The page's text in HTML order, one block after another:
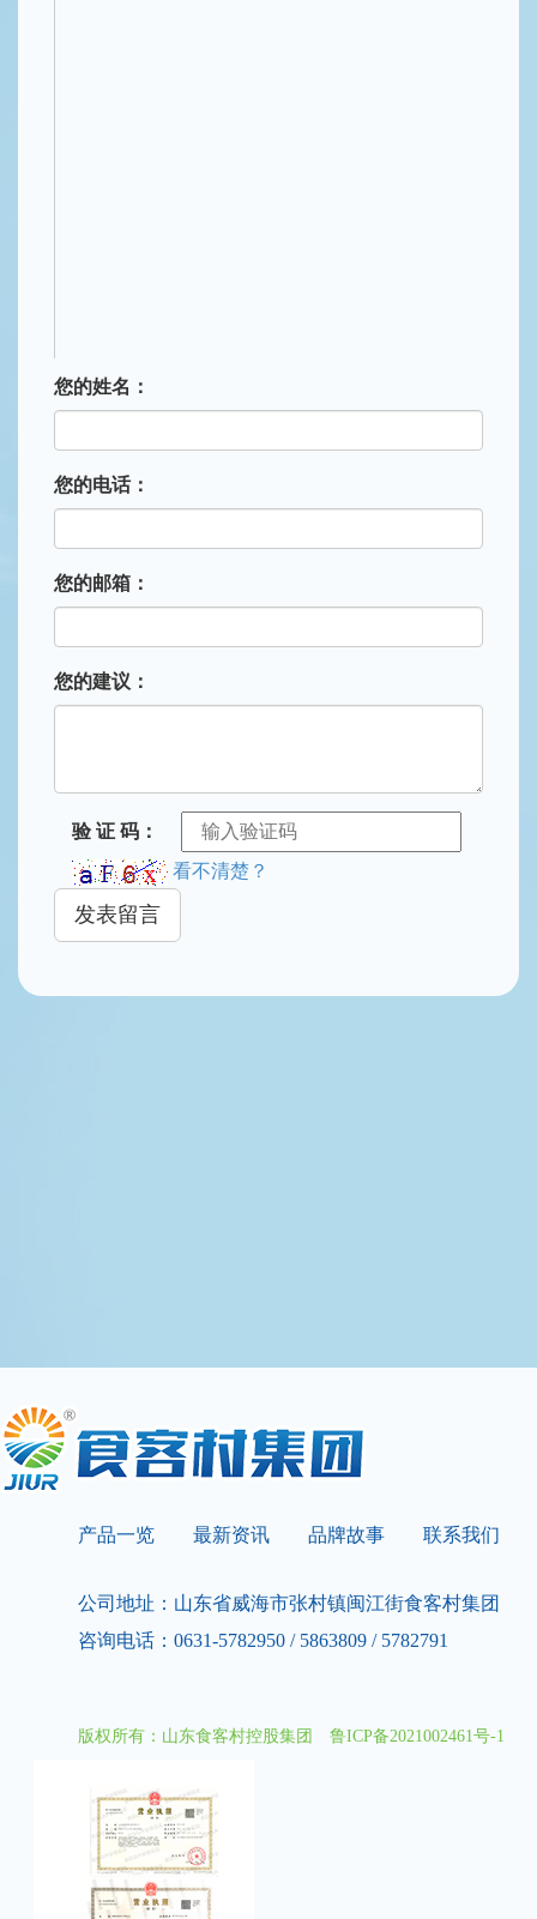
您的姓名：
您的电话：
您的邮箱：
您的建议：
验 证 码：
看不清楚？
产品一览 最新资讯 品牌故事 联系我们
公司地址：山东省威海市张村镇闽江街食客村集团
咨询电话：0631-5782950 / 5863809 / 5782791
版权所有：山东食客村控股集团 鲁ICP备2021002461号-1